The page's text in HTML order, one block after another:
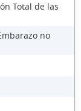
Total de las
no